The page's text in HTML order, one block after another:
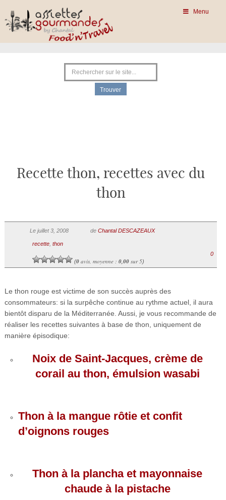
Menu
Recette thon, recettes avec du
thon
Le juillet 3, 2008 de Chantal DESCAZEAUX
recette, thon
(0avis, moyenne : 0,00sur 5)
0
Le thon rouge est victime de son succès auprès des
consommateurs: si la surpêche continue au rythme actuel, il aura
bientôt disparu de la Méditerranée. Aussi, je vous recommande de
réaliser les recettes suivantes à base de thon, uniquement de
manière épisodique:
Noix de Saint-Jacques, crème de
corail au thon, émulsion wasabi
Thon à la mangue rôtie et confit
d’oignons rouges
Thon à la plancha et mayonnaise
chaude à la pistache